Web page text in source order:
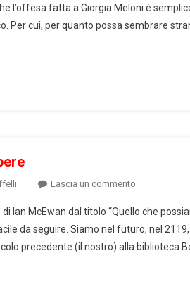
l’offesa fatta a Giorgia Meloni è
Per cui, per quanto possa sembrare
Lascia un commento
che
possiamp
sapere
Ian McEwan dal titolo “Quello che
da seguire. Siamo nel futuro, nel
precedente (il nostro) alla biblioteca